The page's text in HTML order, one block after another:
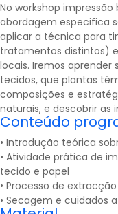
No workshop
abordagem especifica
aplicar a técnica para
tratamentos distintos)
locais. Iremos
tecidos, que plantas
composições e
naturais, e descobrir as
Conteúdo
• Introdução teórica
• Atividade prática de
tecido e papel
• Processo de
• Secagem e cuidados